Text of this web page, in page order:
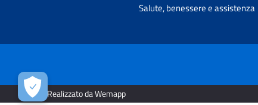
Salute, benessere e assistenza
2026 | Realizzato da Wemapp